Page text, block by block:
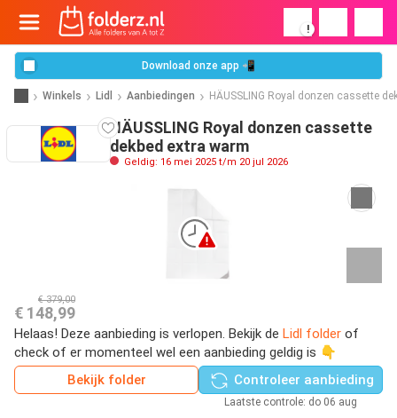
!
Download onze app 📲
Winkels Lidl Aanbiedingen HÄUSSLING Royal donzen cassette
HÄUSSLING Royal donzen cassette
dekbed extra warm
Geldig: 16 mei 2025 t/m 20 jul 2026
€ 379,00
€ 148,99
Helaas! Deze aanbieding is verlopen. Bekijk de Lidl folder of
check of er momenteel wel een aanbieding geldig is 👇
Bekijk folder
Controleer aanbieding
Laatste controle: do 06 aug